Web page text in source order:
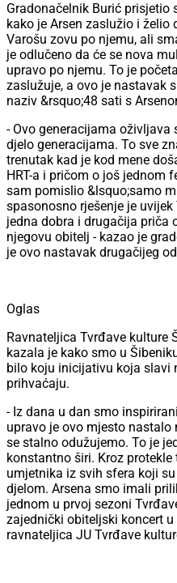
Gradonačelnik Burić prisjetio
kako je Arsen zaslužio i želio
Varošu zovu po njemu, ali
je odlučeno da će se nova
upravo po njemu. To je
zaslužuje, a ovo je nastavak
naziv &rsquo;48 sati s
- Ovo generacijama
djelo generacijama. To sve
trenutak kad je kod mene
HRT-a i pričom o još jednom
sam pomislio &lsquo;samo
spasonosno rješenje je
jedna dobra i drugačija priča
njegovu obitelj - kazao je
je ovo nastavak drugačijeg
Oglas
Ravnateljica Tvrđave kulture
kazala je kako smo u
bilo koju inicijativu koja slavi
prihvaćaju.
- Iz dana u dan smo
upravo je ovo mjesto
se stalno odužujemo. To je
konstantno širi. Kroz
umjetnika iz svih sfera koji
djelom. Arsena smo imali
jednom u prvoj sezoni
zajednički obiteljski koncert
ravnateljica JU Tvrđave